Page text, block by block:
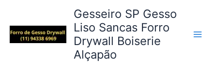
conteúdo
Gesseiro SP Gesso
Liso Sancas Forro
Drywall Boiserie
Alçapão